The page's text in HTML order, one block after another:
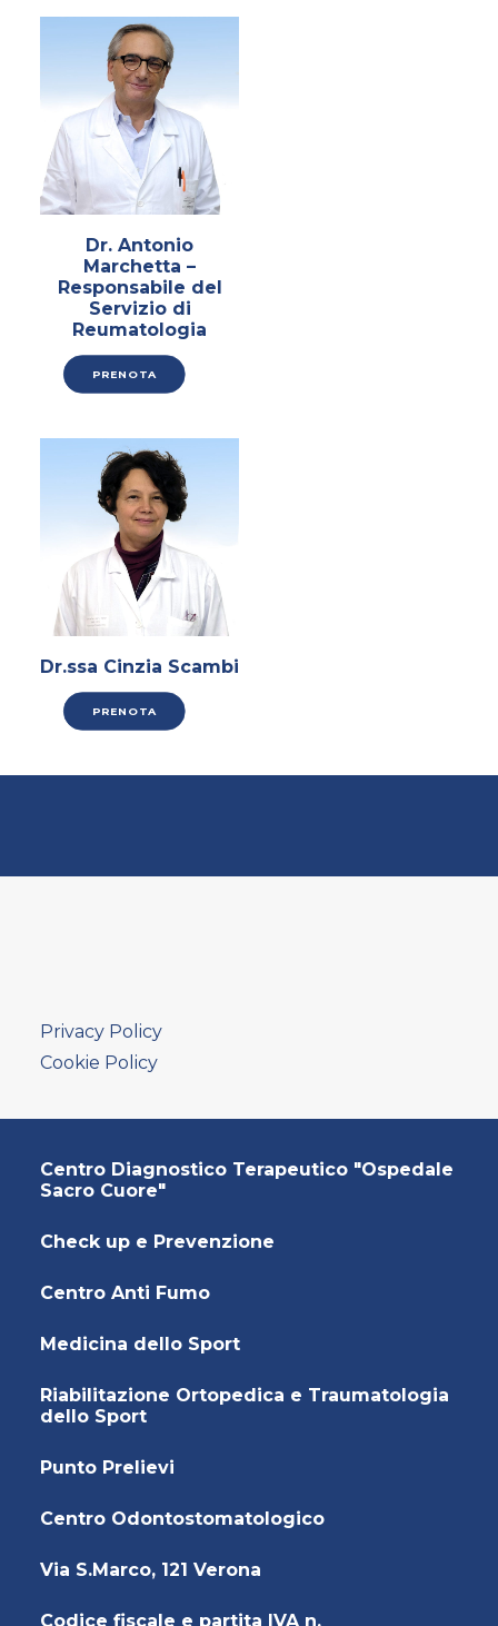
Dr. Antonio
Marchetta –
Responsabile del
Servizio di
Reumatologia
PRENOTA
Dr.ssa Cinzia Scambi
PRENOTA
Privacy Policy
Cookie Policy
Centro Diagnostico Terapeutico "Ospedale
Sacro Cuore"
Check up e Prevenzione
Centro Anti Fumo
Medicina dello Sport
Riabilitazione Ortopedica e Traumatologia
dello Sport
Punto Prelievi
Centro Odontostomatologico
Via S.Marco, 121 Verona
Codice fiscale e partita IVA n.